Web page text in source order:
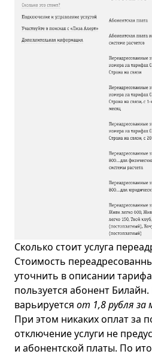
Сколько стоит услуга
Стоимость
уточнить в описании
пользуется абонент
варьируется от 1,8 рубля за
При этом никаких оплат за
отключение услуги не
и абонентской платы. По